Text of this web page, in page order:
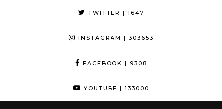
TWITTER | 1647
INSTAGRAM | 303653
FACEBOOK | 9308
YOUTUBE | 133000